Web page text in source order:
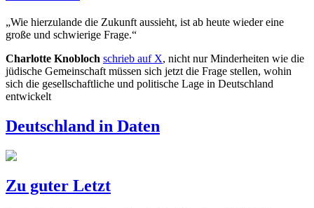
„Wie hierzulande die Zukunft aussieht, ist ab heute wieder eine
große und schwierige Frage.“
Charlotte Knobloch schrieb auf X, nicht nur Minderheiten wie die
jüdische Gemeinschaft müssen sich jetzt die Frage stellen, wohin
sich die gesellschaftliche und politische Lage in Deutschland
entwickelt
Deutschland in Daten
Zu guter Letzt